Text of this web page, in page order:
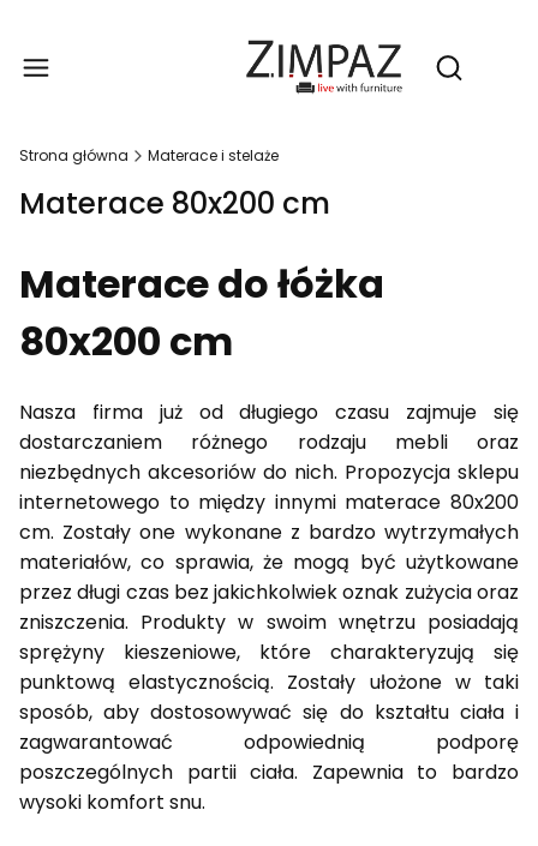
Otwórz
Strona główna Materace i stelaże
Materace 80x200 cm
Materace do łóżka
80x200 cm
Nasza firma już od długiego czasu zajmuje się
dostarczaniem różnego rodzaju mebli oraz
niezbędnych akcesoriów do nich. Propozycja sklepu
internetowego to między innymi materace 80x200
cm. Zostały one wykonane z bardzo wytrzymałych
materiałów, co sprawia, że mogą być użytkowane
przez długi czas bez jakichkolwiek oznak zużycia oraz
zniszczenia. Produkty w swoim wnętrzu posiadają
sprężyny kieszeniowe, które charakteryzują się
punktową elastycznością. Zostały ułożone w taki
sposób, aby dostosowywać się do kształtu ciała i
zagwarantować odpowiednią podporę
poszczególnych partii ciała. Zapewnia to bardzo
wysoki komfort snu.